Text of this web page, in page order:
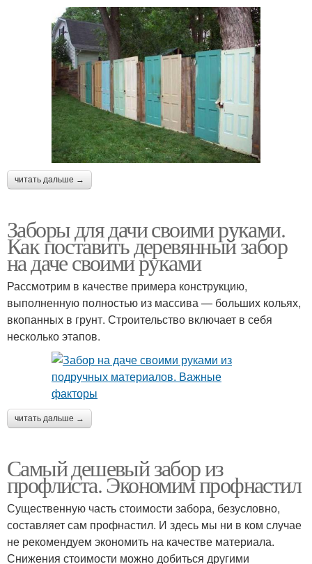
читать дальше →
Заборы для дачи своими руками.
Как поставить деревянный забор
на даче своими руками
Рассмотрим в качестве примера конструкцию,
выполненную полностью из массива — больших кольях,
вкопанных в грунт. Строительство включает в себя
несколько этапов.
читать дальше →
Самый дешевый забор из
профлиста. Экономим профнастил
Существенную часть стоимости забора, безусловно,
составляет сам профнастил. И здесь мы ни в ком случае
не рекомендуем экономить на качестве материала.
Снижения стоимости можно добиться другими